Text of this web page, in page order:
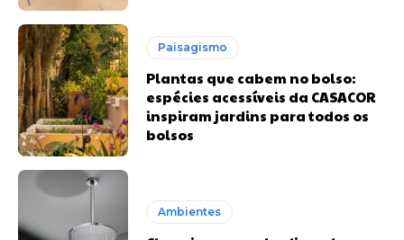
Paisagismo
Plantas que cabem no bolso:
espécies acessíveis da CASACOR
inspiram jardins para todos os
bolsos
Ambientes